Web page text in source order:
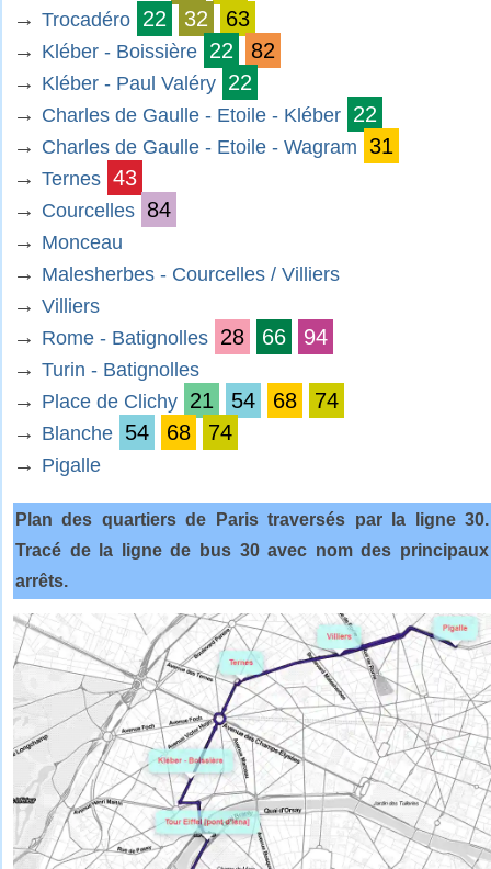
→ Trocadéro 22 32
63
→ Kléber - Boissière 22
82
→ Kléber - Paul Valéry 22
→ Charles de Gaulle - Etoile - Kléber 22
→ Charles de Gaulle - Etoile - Wagram 31
→ Ternes 43
→ Courcelles 84
→ Monceau
→ Malesherbes - Courcelles / Villiers
→ Villiers
→ Rome - Batignolles 28 66
94
→ Turin - Batignolles
→ Place de Clichy 21 54 68
74
→ Blanche 54 68
74
→ Pigalle
Plan des quartiers de Paris traversés par la ligne 30.
Tracé de la ligne de bus 30 avec nom des principaux
arrêts.